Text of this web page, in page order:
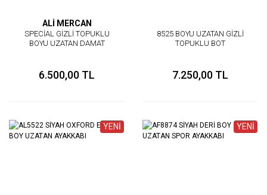
ALİ MERCAN
SPECİAL GİZLİ TOPUKLU
BOYU UZATAN DAMAT
6.500,00 TL
8525 BOYU UZATAN GİZLİ
TOPUKLU BOT
7.250,00 TL
YENİ YENİ